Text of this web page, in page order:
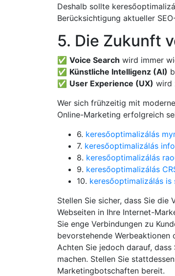
Deshalb sollte
Berücksichtigung aktueller
5. Die Zukunft
✅ Voice Search wird immer
✅ Künstliche Intelligenz (AI)
✅ User Experience (UX) wird
Wer sich frühzeitig mit
Online-Marketing erfolgreich
6. keresőoptimalizálás
7. keresőoptimalizálás
8. keresőoptimalizálás
9. keresőoptimalizálás
10. keresőoptimalizálás is
Stellen Sie sicher, dass Sie die
Webseiten in Ihre Internet-
Sie enge Verbindungen zu
bevorstehende Werbeaktionen
Achten Sie jedoch darauf,
machen. Stellen Sie
Marketingbotschaften bereit.